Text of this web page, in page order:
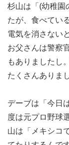
杉山は「(幼稚園
たが、食べてい
電気を消さない
お父さんは警察
もありましたし
たくさんありま
デーブは「今日
度は元プロ野球
山は「メキシコ